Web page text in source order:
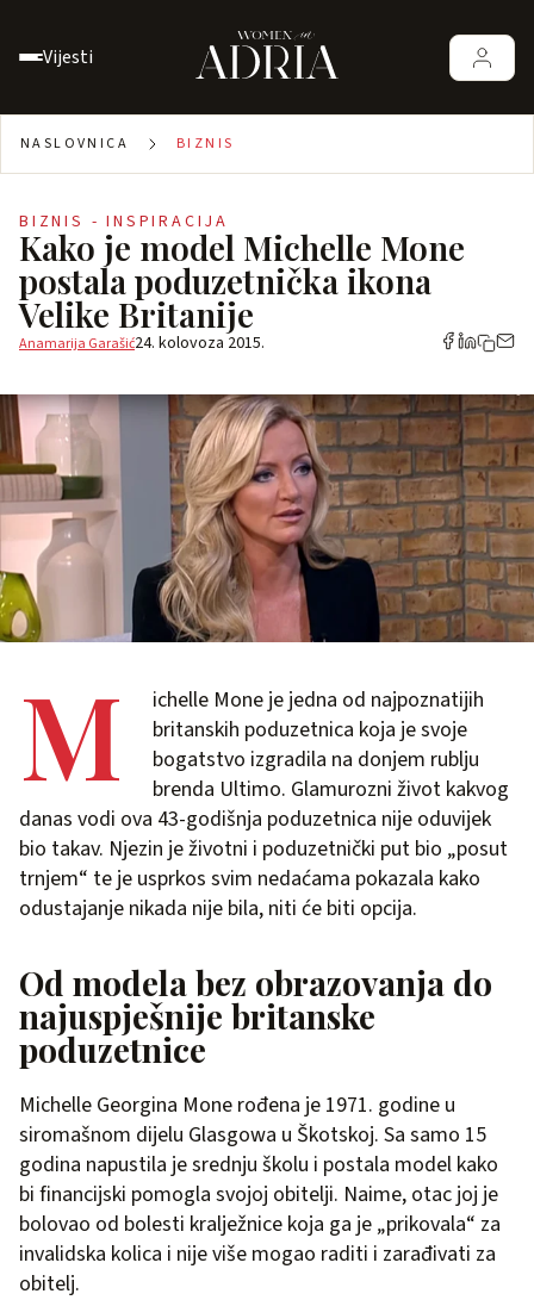
Vijesti
NASLOVNICA BIZNIS
BIZNIS - INSPIRACIJA
Kako je model Michelle Mone
postala poduzetnička ikona
Velike Britanije
Anamarija Garašić24. kolovoza 2015.
M
ichelle Mone je jedna od najpoznatijih
britanskih poduzetnica koja je svoje
bogatstvo izgradila na donjem rublju
brenda Ultimo. Glamurozni život kakvog
danas vodi ova 43-godišnja poduzetnica nije oduvijek
bio takav. Njezin je životni i poduzetnički put bio „posut
trnjem“ te je usprkos svim nedaćama pokazala kako
odustajanje nikada nije bila, niti će biti opcija.
Od modela bez obrazovanja do
najuspješnije britanske
poduzetnice
Michelle Georgina Mone rođena je 1971. godine u
siromašnom dijelu Glasgowa u Škotskoj. Sa samo 15
godina napustila je srednju školu i postala model kako
bi financijski pomogla svojoj obitelji. Naime, otac joj je
bolovao od bolesti kralježnice koja ga je „prikovala“ za
invalidska kolica i nije više mogao raditi i zarađivati za
obitelj.